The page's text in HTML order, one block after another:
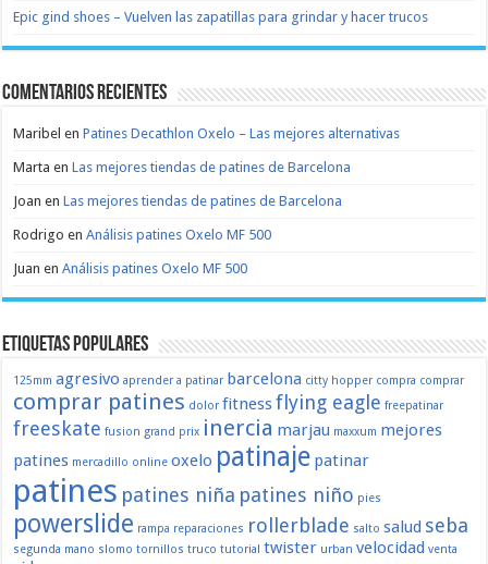
Epic gind shoes – Vuelven las zapatillas para grindar y hacer trucos
Comentarios recientes
Maribel enPatines Decathlon Oxelo – Las mejores alternativas
Marta enLas mejores tiendas de patines de Barcelona
Joan enLas mejores tiendas de patines de Barcelona
Rodrigo enAnálisis patines Oxelo MF 500
Juan enAnálisis patines Oxelo MF 500
Etiquetas populares
125mm agresivo aprender a patinar barcelona citty hopper compra comprar
comprar patines dolor fitnessflying eagle freepatinar
freeskate fusion grand prix inercia marjau maxxum mejores
patines mercadillo online oxelo patinaje patinar
patines patines niña patines niño pies
powerslide rampa reparaciones rollerblade salto salud seba
segunda mano slomo tornillos truco tutorial twister urban velocidad venta